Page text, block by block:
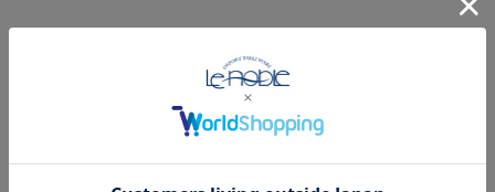
COMPONENT PRODUCTS
このセットの構成商品